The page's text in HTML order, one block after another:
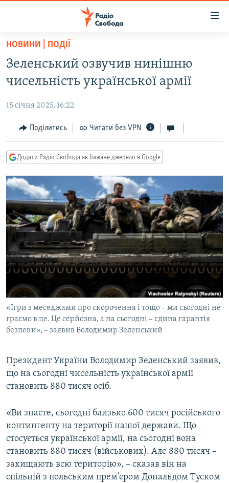
Перейти
основного
матеріалу
до
навігації
Перейти
до
ПОЛІТИКА
ЕКОНОМІКА
КУЛЬТУРА
СПОРТ
УКРАЇНА
СВІТ
ВІЙНА
РОСІЙСЬКА «ФІЛЬТРАЦІЯ»
КРИМ.РЕАЛІЇ
ТИ ЯК?
СХЕМИ
КИТАЙ.ВИКЛИКИ
МУЛЬТИМЕДІА
ФОТО
СПЕЦПРОЄКТИ
ПОДКАСТИ
КРИМ РЕАЛІЇ
РУС
КТАТ
Усі сайти RFE/RL
НОВИНИ | ПОДІЇ
Зеленський озвучив нинішню
чисельність української армії
15 січня 2025, 16:22
Поділитись Читати без VPN
Додати Радіо Свобода як бажане джерело в Google
«Ігри з меседжами про скорочення і тощо – ми сьогодні не
граємо в це. Це серйозна, а на сьогодні – єдина гарантія
безпеки», – заявив Володимир Зеленський
Президент України Володимир Зеленський заявив,
що на сьогодні чисельність української армії
становить 880 тисяч осіб.
«Ви знаєте, сьогодні близько 600 тисяч російського
контингенту на території нашої держави. Що
стосується української армії, на сьогодні вона
становить 880 тисяч (військових). Але 880 тисяч –
захищають всю територію», – сказав він на
спільній з польським прем'єром Дональдом Туском